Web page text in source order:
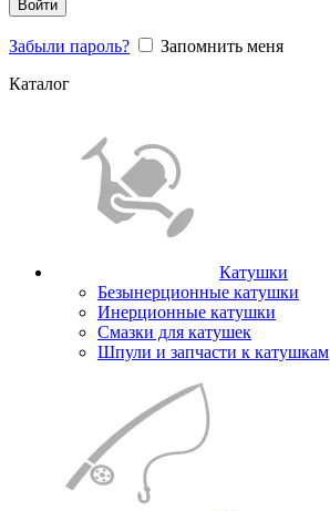
Войти
Забыли пароль?
Запомнить меня
Каталог
Катушки
Безынерционные катушки
Инерционные катушки
Смазки для катушек
Шпули и запчасти к катушкам